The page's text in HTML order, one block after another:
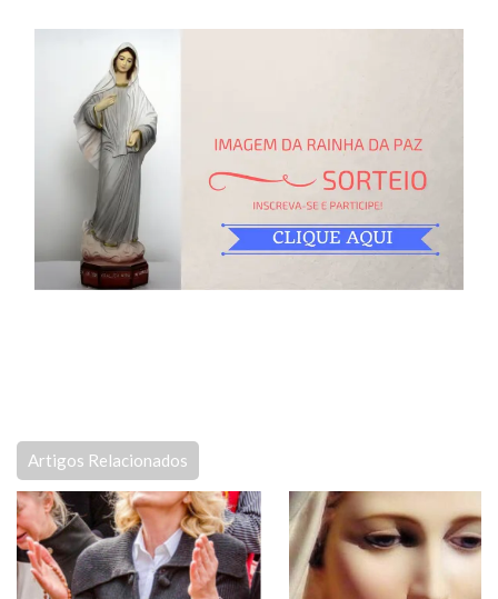
Artigos Relacionados